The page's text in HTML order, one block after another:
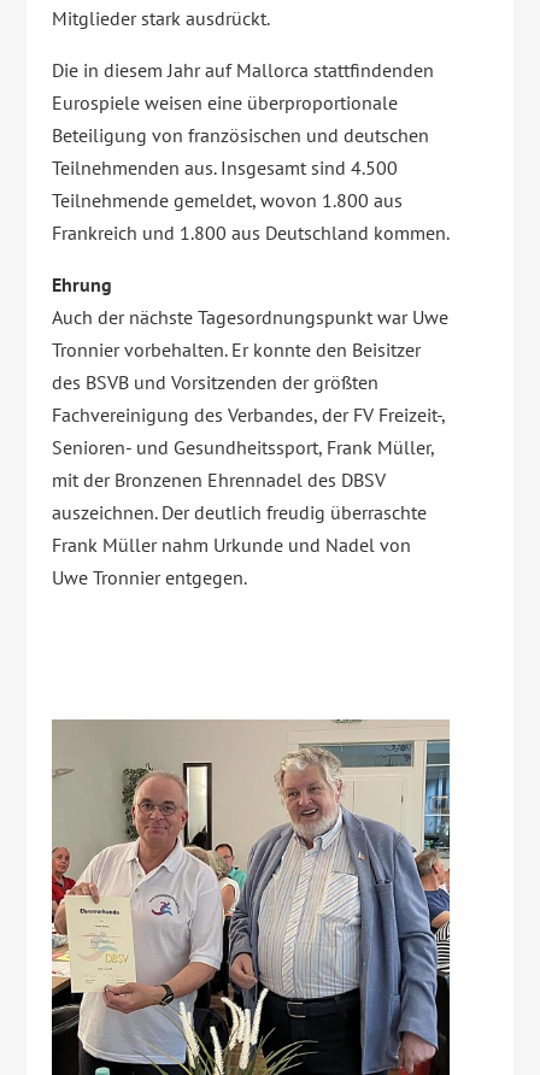
Mitglieder stark ausdrückt.
Die in diesem Jahr auf Mallorca stattfindenden
Eurospiele weisen eine überproportionale
Beteiligung von französischen und deutschen
Teilnehmenden aus. Insgesamt sind 4.500
Teilnehmende gemeldet, wovon 1.800 aus
Frankreich und 1.800 aus Deutschland kommen.
Ehrung
Auch der nächste Tagesordnungspunkt war Uwe
Tronnier vorbehalten. Er konnte den Beisitzer
des BSVB und Vorsitzenden der größten
Fachvereinigung des Verbandes, der FV Freizeit-,
Senioren- und Gesundheitssport, Frank Müller,
mit der Bronzenen Ehrennadel des DBSV
auszeichnen. Der deutlich freudig überraschte
Frank Müller nahm Urkunde und Nadel von
Uwe Tronnier entgegen.